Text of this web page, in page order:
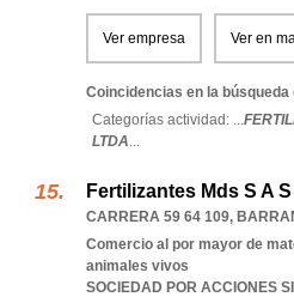
Ver empresa Ver en
Coincidencias en la búsqueda
Categorías actividad: ...
LTDA...
Fertilizantes Mds S A S
CARRERA 59 64 109,
Comercio al por mayor de
animales vivos
SOCIEDAD POR ACCIONES